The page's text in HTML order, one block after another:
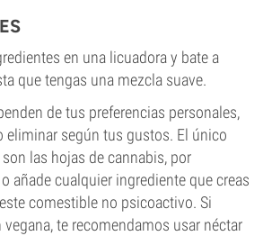
en una licuadora y bate a
que tengas una mezcla suave.
de tus preferencias personales,
eliminar según tus gustos. El único
las hojas de cannabis, por
añade cualquier ingrediente que creas
comestible no psicoactivo. Si
te recomendamos usar néctar